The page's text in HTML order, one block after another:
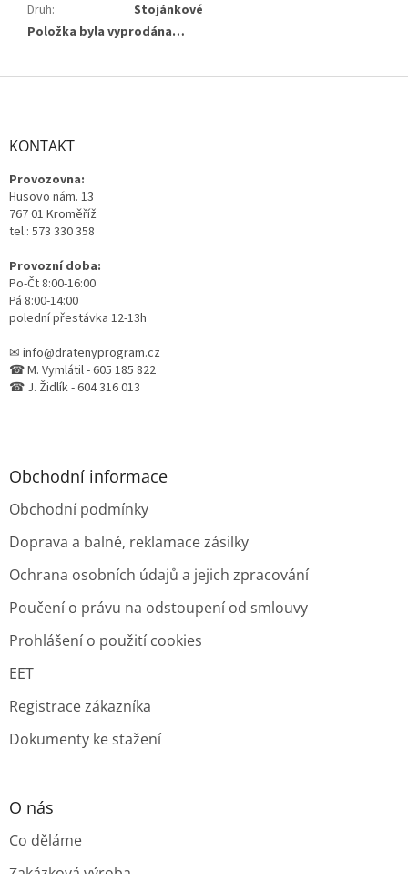
Druh:
Stojánkové
Položka byla vyprodána…
Z
KONTAKT
Provozovna:
Husovo nám. 13
767 01 Kroměříž
tel.: 573 330 358
Provozní doba:
Po-Čt 8:00-16:00
Pá 8:00-14:00
polední přestávka 12-13h
✉ info@dratenyprogram.cz
☎ M. Vymlátil - 605 185 822
☎ J. Židlík - 604 316 013
Obchodní informace
Obchodní podmínky
Doprava a balné, reklamace zásilky
Ochrana osobních údajů a jejich zpracování
Poučení o právu na odstoupení od smlouvy
Prohlášení o použití cookies
EET
Registrace zákazníka
Dokumenty ke stažení
O nás
Co děláme